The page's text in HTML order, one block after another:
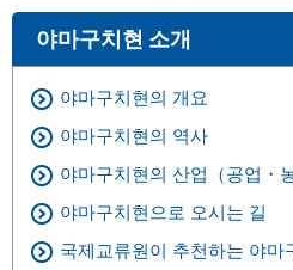
야마구치현 소개
야마구치현의 개요
야마구치현의 역사
야마구치현의 산업（공업・
야마구치현으로 오시는 길
국제교류원이 추천하는 야마